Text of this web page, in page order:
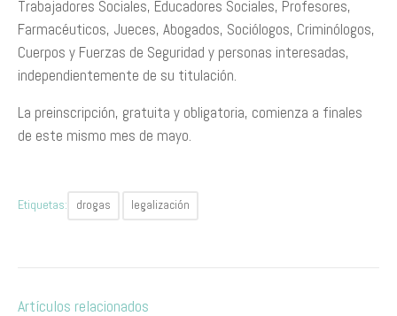
Trabajadores Sociales, Educadores Sociales, Profesores,
Farmacéuticos, Jueces, Abogados, Sociólogos, Criminólogos,
Cuerpos y Fuerzas de Seguridad y personas interesadas,
independientemente de su titulación.
La preinscripción, gratuita y obligatoria, comienza a finales
de este mismo mes de mayo.
Etiquetas: drogas legalización
Artículos relacionados